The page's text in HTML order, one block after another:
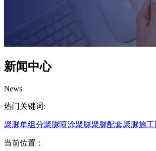
新闻中心
News
热门关键词:
聚脲单组分聚脲喷涂聚脲聚脲配套聚脲施工
当前位置：